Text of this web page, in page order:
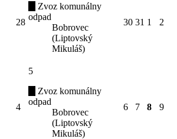
28
Zvoz komunálny
odpad
Bobrovec
(Liptovský
Mikuláš)
30 31 1 2
4
5
Zvoz komunálny
odpad
Bobrovec
(Liptovský
Mikuláš)
6 7 8 9